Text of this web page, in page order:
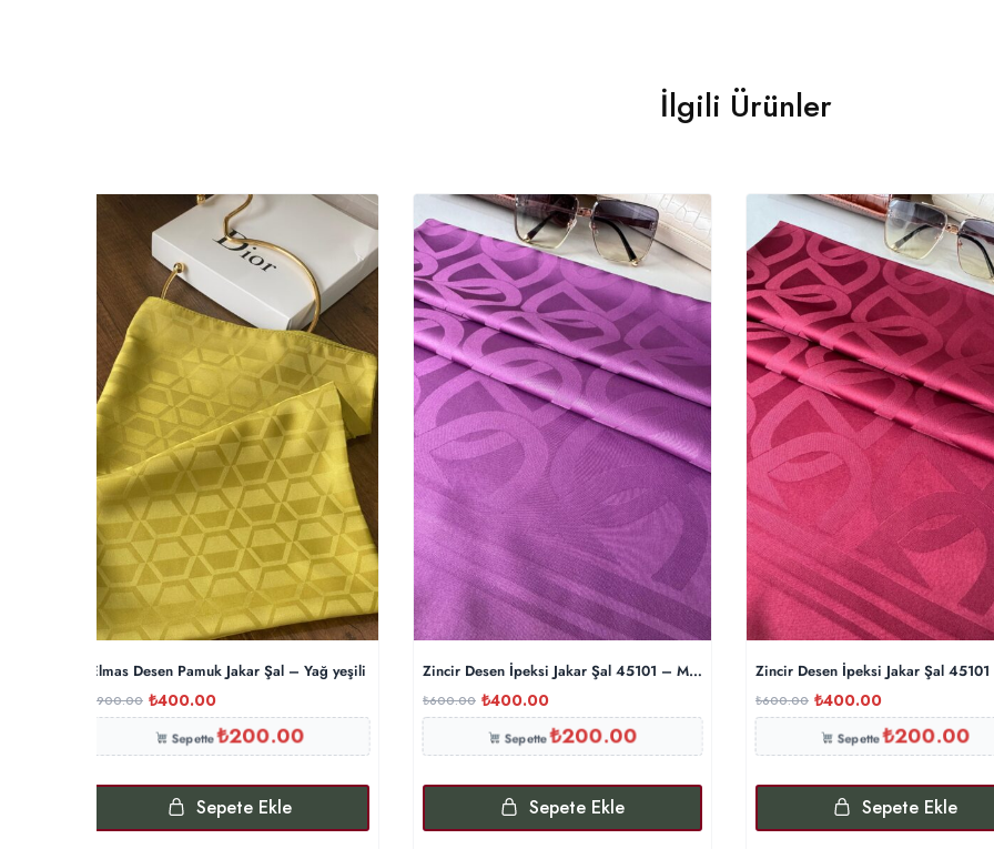
İlgili Ürünler
Elmas Desen Pamuk Jakar Şal – Yağ yeşili
900.00 ₺400.00
Sepette₺200.00
Sepete Ekle
Zincir Desen İpeksi Jakar Şal 45101 – Mürdüm
₺600.00 ₺400.00
Sepette₺200.00
Sepete Ekle
Zincir Desen İpeksi Jakar Şal
₺600.00 ₺400.00
Sepette₺200.00
Sepete Ekle